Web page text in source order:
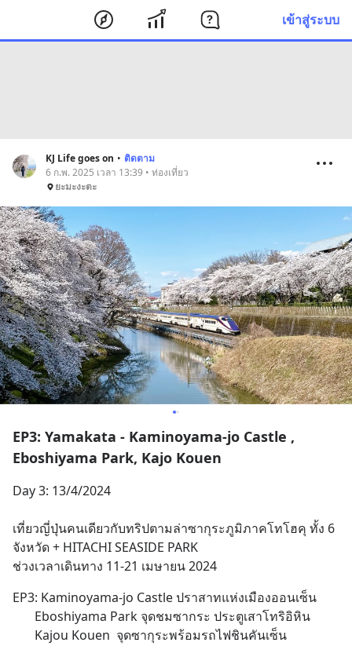
เข้าสู่ระบบ
KJ Life goes on • ติดตาม
6 ก.พ. 2025 เวลา 13:39 • ท่องเที่ยว
ยะมะงะตะ
EP3: Yamakata - Kaminoyama-jo Castle ,
Eboshiyama Park, Kajo Kouen
Day 3: 13/4/2024
เที่ยวญี่ปุ่นคนเดียวกับทริปตามล่าซากุระภูมิภาคโทโฮคุ ทั้ง 6
จังหวัด + HITACHI SEASIDE PARK
ช่วงเวลาเดินทาง 11-21 เมษายน 2024
EP3: Kaminoyama-jo Castle ปราสาทแห่งเมืองออนเซ็น
       Eboshiyama Park จุดชมซากระ ประตูเสาโทริอิหิน
       Kajou Kouen  จุดซากุระพร้อมรถไฟชินคันเซ็น